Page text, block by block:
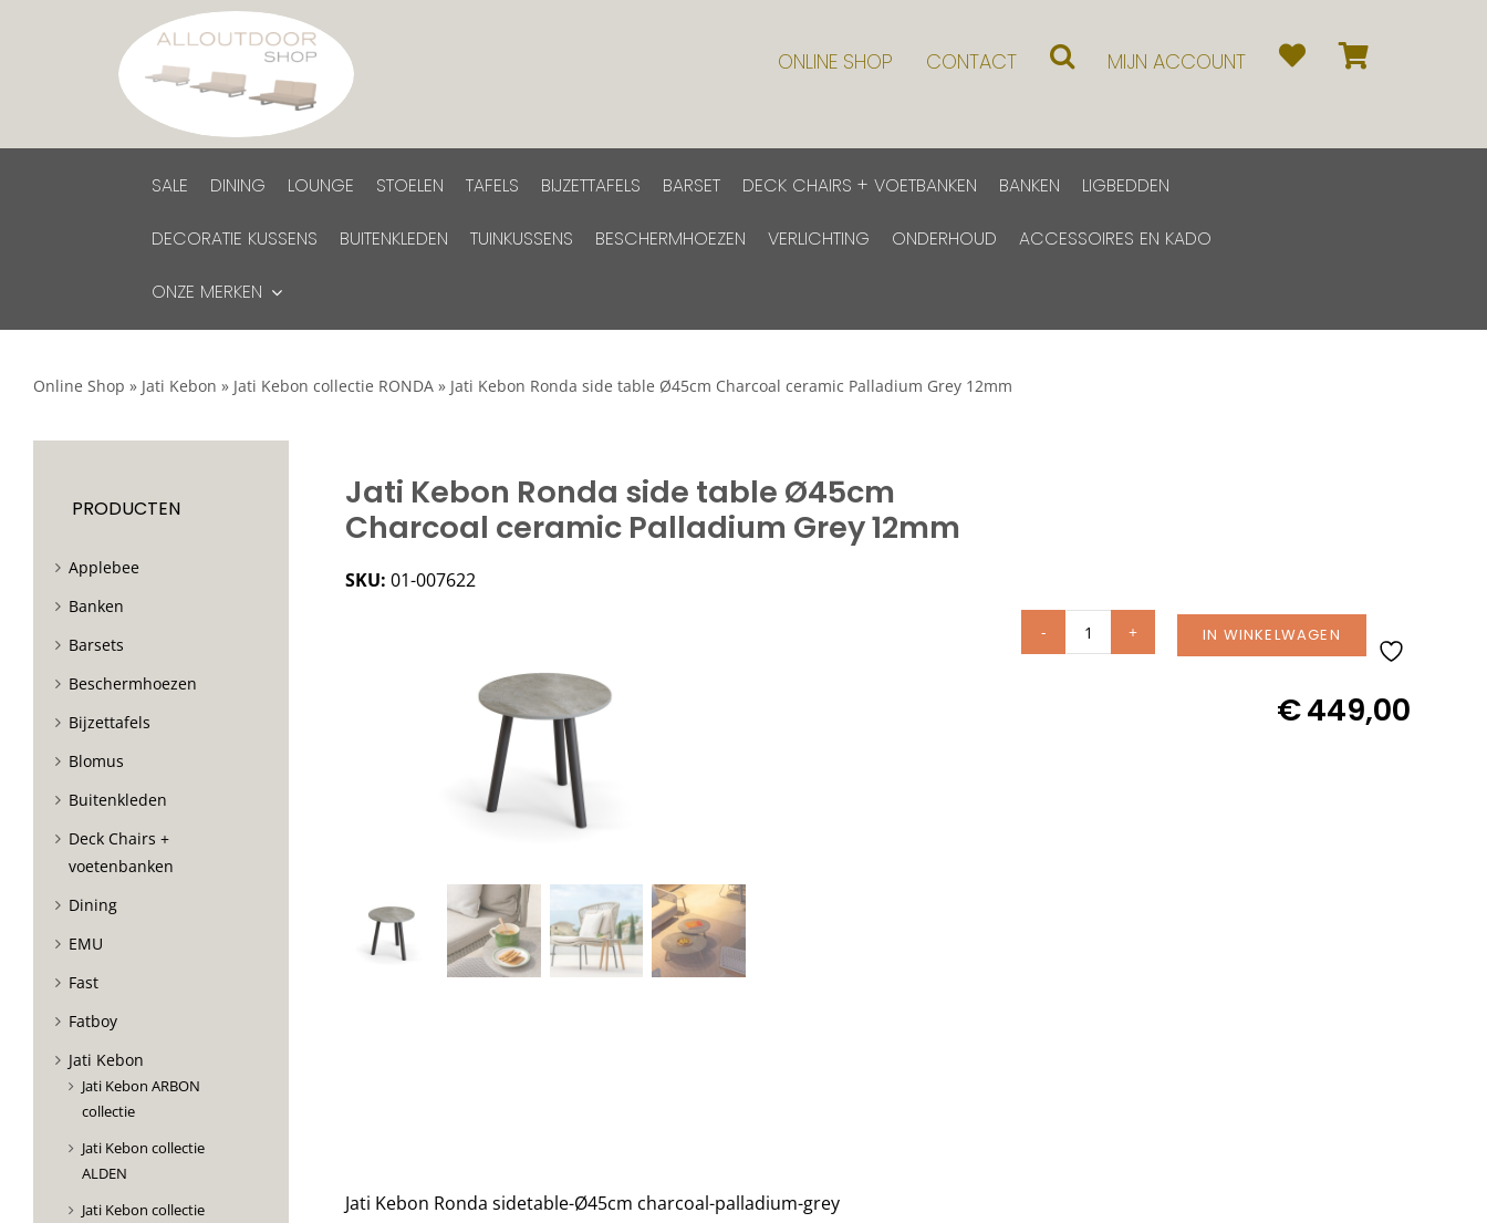
ONLINE SHOP CONTACT MIJN ACCOUNT
SALE DINING LOUNGE STOELEN TAFELS BIJZETTAFELS BARSET DECK CHAIRS + VOETBANKEN BANKEN LIGBEDDEN
DECORATIE KUSSENS BUITENKLEDEN TUINKUSSENS BESCHERMHOEZEN VERLICHTING ONDERHOUD ACCESSOIRES EN KADO
ONZE MERKEN
Online Shop » Jati Kebon » Jati Kebon collectie RONDA » Jati Kebon Ronda side table Ø45cm Charcoal ceramic Palladium Grey 12mm
Jati Kebon Ronda side table Ø45cm
Charcoal ceramic Palladium Grey 12mm
SKU: 01-007622
Jati
IN WINKELWAGEN
€449,00
Jati Kebon Ronda sidetable-Ø45cm charcoal-palladium-grey
PRODUCTEN
Applebee
Banken
Barsets
Beschermhoezen
Bijzettafels
Blomus
Buitenkleden
Deck Chairs +
voetenbanken
Dining
EMU
Fast
Fatboy
Jati Kebon
Jati Kebon ARBON
collectie
Jati Kebon collectie
ALDEN
Jati Kebon collectie